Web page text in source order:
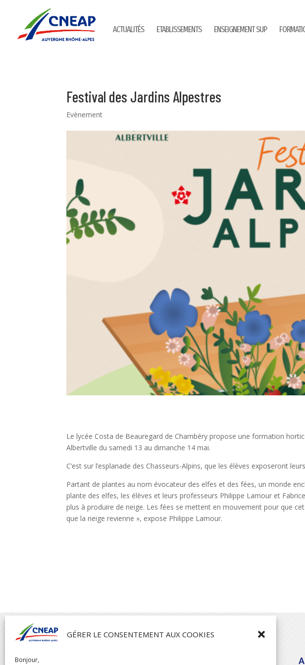
GÉRER LE CONSENTEMENT AUX COOKIES
Bonjour,
ACTUALITÉS ETABLISSEMENTS ENSEIGNEMENT SUP
Festival des Jardins Alpestres
Evènement
Le lycée Costa de Beauregard de Chambéry propose une formation
Albertville du samedi 13 au dimanche 14 mai.
C’est sur l’esplanade des Chasseurs-Alpins, que les élèves exposeront
Partant de plantes au nom évocateur des elfes et des fées, un monde
plante des elfes, les élèves et leurs professeurs Philippe Lamour et
plus à produire de neige. Les fées se mettent en mouvement pour que
que la neige revienne », expose Philippe Lamour.
